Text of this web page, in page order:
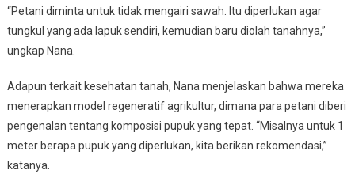
“Petani diminta untuk tidak mengairi sawah. Itu diperlukan agar
tungkul yang ada lapuk sendiri, kemudian baru diolah tanahnya,”
ungkap Nana.
Adapun terkait kesehatan tanah, Nana menjelaskan bahwa mereka
menerapkan model regeneratif agrikultur, dimana para petani diberi
pengenalan tentang komposisi pupuk yang tepat. “Misalnya untuk 1
meter berapa pupuk yang diperlukan, kita berikan rekomendasi,”
katanya.